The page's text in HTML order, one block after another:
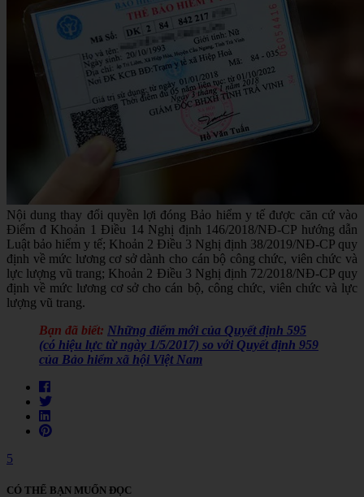
Nội dung thay đổi quyền lợi đóng Bảo hiểm y tế được căn cứ vào
Điểm đ Khoản 1 Điều 14 Nghị định 146/2018/NĐ-CP hướng dẫn
Luật bảo hiểm y tế; Khoản 2 Điều 3 Nghị định 38/2019/NĐ-CP quy
định về mức lương cơ sở dành cho cán bộ công chức, viên chức và
lực lượng vũ trang; Khoản 2 Điều 3 Nghị định 72/2018/NĐ-CP quy
định về mức lương cơ sở cho cán bộ, công chức, viên chức và lực
lượng vũ trang.
Bạn đã biết: Những điểm mới của Quyết định 595
(có hiệu lực từ ngày 1/5/2017) so với Quyết định 959
của Bảo hiểm xã hội Việt Nam
5
CÓ THỂ BẠN MUỐN ĐỌC